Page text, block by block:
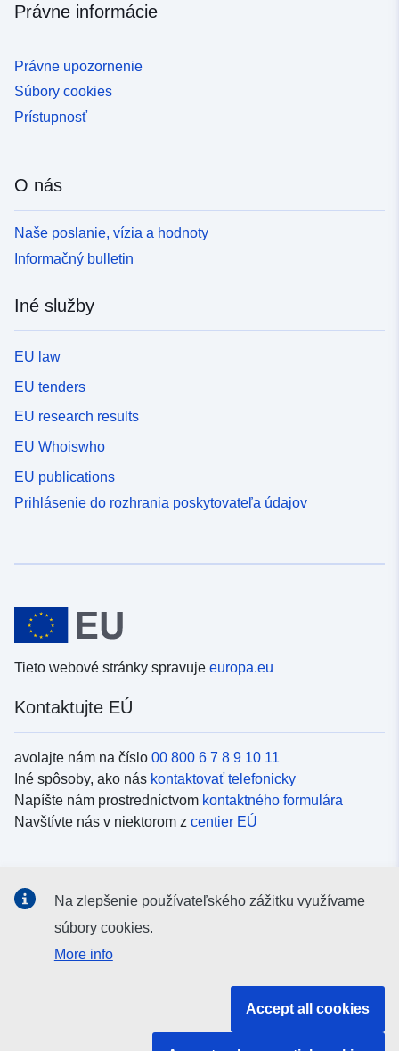
Právne informácie
Právne upozornenie
Súbory cookies
Prístupnosť
O nás
Naše poslanie, vízia a hodnoty
Informačný bulletin
Iné služby
EU law
EU tenders
EU research results
EU Whoiswho
EU publications
Prihlásenie do rozhrania poskytovateľa údajov
Tieto webové stránky spravuje europa.eu
Kontaktujte EÚ
avolajte nám na číslo 00 800 6 7 8 9 10 11
Iné spôsoby, ako nás kontaktovať telefonicky
Napíšte nám prostredníctvom kontaktného formulára
Navštívte nás v niektorom z centier EÚ
Kanály EÚ nasociálnych médiách
Na zlepšenie používateľského zážitku využívame
súbory cookies.
More info
Accept all cookies